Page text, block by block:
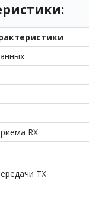
RX
TX